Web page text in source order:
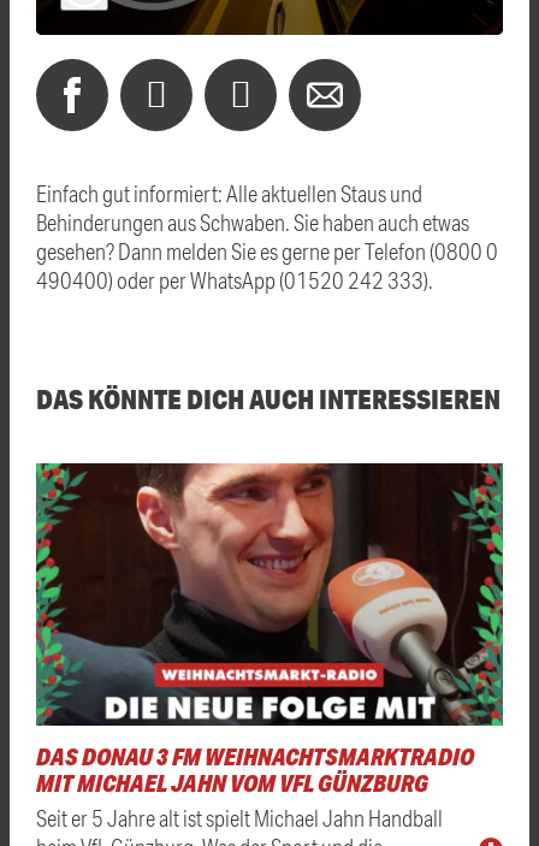
Einfach gut informiert: Alle aktuellen Staus und
Behinderungen aus Schwaben. Sie haben auch etwas
gesehen? Dann melden Sie es gerne per Telefon (0800 0
490400) oder per WhatsApp (01520 242 333).
DAS KÖNNTE DICH AUCH INTERESSIEREN
DAS DONAU 3 FM WEIHNACHTSMARKTRADIO
MIT MICHAEL JAHN VOM VFL GÜNZBURG
Seit er 5 Jahre alt ist spielt Michael Jahn Handball